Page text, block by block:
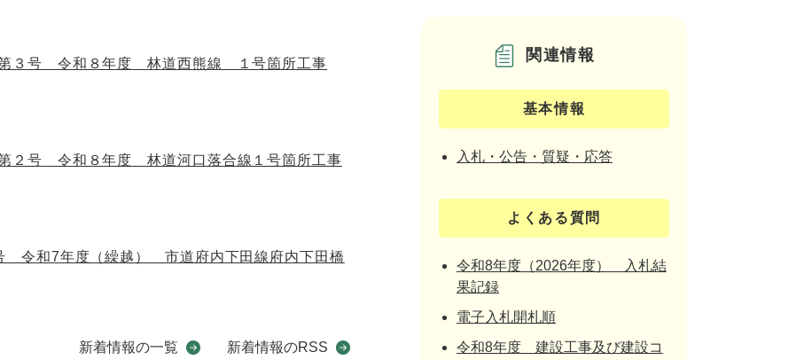
３号 令和８年度 林道西熊線 １号箇所工事
２号 令和８年度 林道河口落合線１号箇所工事
令和7年度（繰越） 市道府内下田線府内下田橋
新着情報の一覧 新着情報のRSS
関連情報
基本情報
入札・公告・質疑・応答
よくある質問
令和8年度（2026年度） 入札結
果記録
電子入札開札順
令和8年度 建設工事及び建設コ